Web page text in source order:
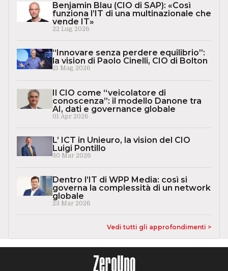
Benjamin Blau (CIO di SAP): «Così
funziona l’IT di una multinazionale che
vende IT»
22 Lug 2026
“Innovare senza perdere equilibrio”:
la vision di Paolo Cinelli, CIO di Bolton
21 Mag 2026
Il CIO come “veicolatore di
conoscenza”: il modello Danone tra
AI, dati e governance globale
01 Apr 2026
L’ ICT in Unieuro, la vision del CIO
Luigi Pontillo
30 Mar 2026
Dentro l’IT di WPP Media: così si
governa la complessità di un network
globale
23 Mar 2026
Vedi tutti gli approfondimenti >